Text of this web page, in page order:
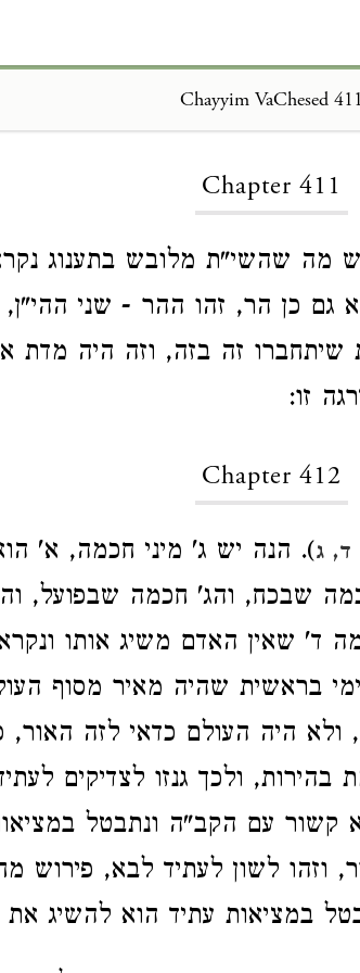
Chayyim VaChesed 411
Chapter 411
מה שהשי"ת מלובש בתענוג
גם כן הר, זהו ההר - שני ההי"ן,
זה בזה, וזה היה מדת
זו:
Chapter 412
ג). הנה יש ג' מיני חכמה, א'
שבכח, והג' חכמה שבפועל,
ד' שאין האדם משיג אותו ונקרא
בראשית שהיה מאיר מסוף
ולא היה העולם כדאי לזה האור,
בהירות, ולכך גנזו לצדיקים
קשור עם הקב"ה ונתבטל
וזהו לשון לעתיד לבא, פירוש
במציאות עתיד הוא להשיג את